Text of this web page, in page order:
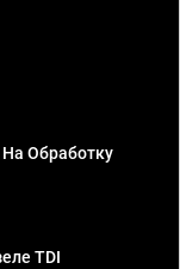
Обработку
TDI